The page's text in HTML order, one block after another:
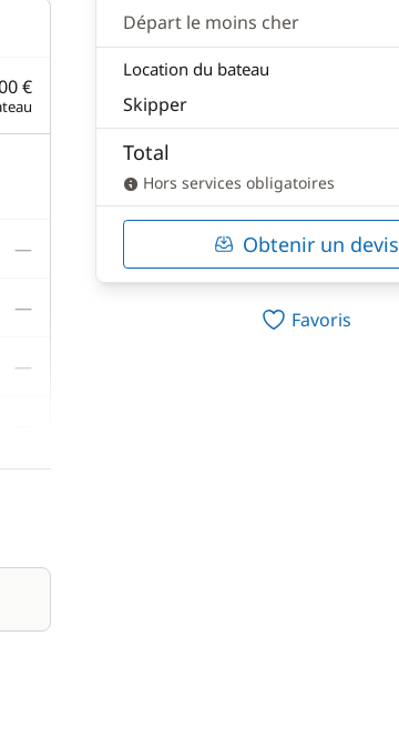
€
—
—
—
€
Départ le moins cher
Location du bateau
Skipper
Total
Hors services obligatoires
Obtenir un devis
Favoris